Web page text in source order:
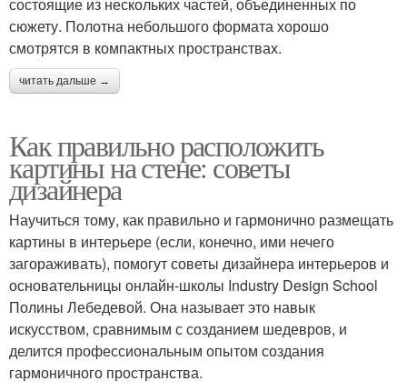
сюжету. Полотна небольшого формата хорошо
смотрятся в компактных пространствах.
читать дальше →
Как правильно расположить
картины на стене: советы
дизайнера
Научиться тому, как правильно и гармонично размещать
картины в интерьере (если, конечно, ими нечего
загораживать), помогут советы дизайнера интерьеров и
основательницы онлайн-школы Industry Design School
Полины Лебедевой. Она называет это навык
искусством, сравнимым с созданием шедевров, и
делится профессиональным опытом создания
гармоничного пространства.